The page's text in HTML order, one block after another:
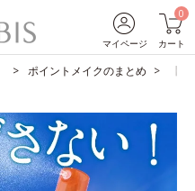
マイページ
0
カート
ポイントメイクのまとめ 【